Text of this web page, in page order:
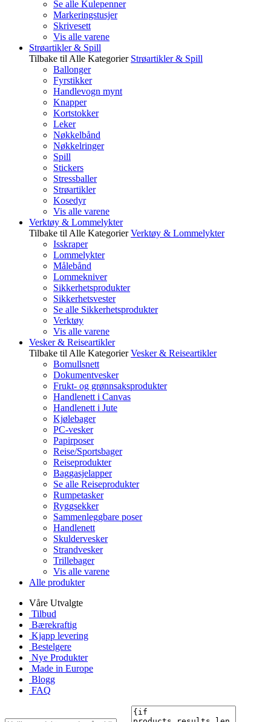
Se alle Kulepenner
Markeringstusjer
Skrivesett
Vis alle varene
Strøartikler & Spill
Tilbake til Alle Kategorier Strøartikler & Spill
Ballonger
Fyrstikker
Handlevogn mynt
Knapper
Kortstokker
Leker
Nøkkelbånd
Nøkkelringer
Spill
Stickers
Stressballer
Strøartikler
Kosedyr
Vis alle varene
Verktøy & Lommelykter
Tilbake til Alle Kategorier Verktøy & Lommelykter
Isskraper
Lommelykter
Målebånd
Lommekniver
Sikkerhetsprodukter
Sikkerhetsvester
Se alle Sikkerhetsprodukter
Verktøy
Vis alle varene
Vesker & Reiseartikler
Tilbake til Alle Kategorier Vesker & Reiseartikler
Bomullsnett
Dokumentvesker
Frukt- og grønnsaksprodukter
Handlenett i Canvas
Handlenett i Jute
Kjølebager
PC-vesker
Papirposer
Reise/Sportsbager
Reiseprodukter
Baggasjelapper
Se alle Reiseprodukter
Rumpetasker
Ryggsekker
Sammenleggbare poser
Handlenett
Skuldervesker
Strandvesker
Trillebager
Vis alle varene
Alle produkter
Våre Utvalgte
Tilbud
Bærekraftig
Kjapp levering
Bestelgere
Nye Produkter
Made in Europe
Blogg
FAQ